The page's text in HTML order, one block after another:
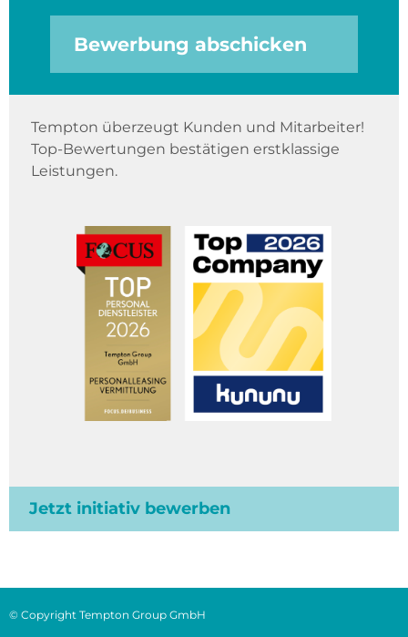
Bewerbung abschicken
Tempton überzeugt Kunden und Mitarbeiter!
Top-Bewertungen bestätigen erstklassige
Leistungen.
Jetzt initiativ bewerben
© Copyright Tempton Group GmbH